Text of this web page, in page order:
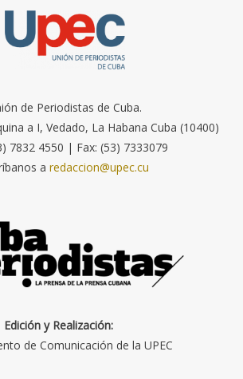
de Periodistas de Cuba.
a I, Vedado, La Habana Cuba (10400)
7832 4550 | Fax: (53) 7333079
a redaccion@upec.cu
Edición y Realización:
de Comunicación de la UPEC